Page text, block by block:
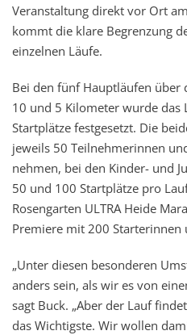
Veranstaltung direkt vor Ort
kommt die klare Begrenzung
einzelnen Läufe.
Bei den fünf Hauptläufen über
10 und 5 Kilometer wurde das
Startplätze festgesetzt. Die
jeweils 50 Teilnehmerinnen
nehmen, bei den Kinder- und
50 und 100 Startplätze pro
Rosengarten ULTRA Heide
Premiere mit 200 Starterinnen
„Unter diesen besonderen
anders sein, als wir es von
sagt Buck. „Aber der Lauf
das Wichtigste. Wir wollen